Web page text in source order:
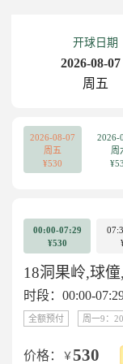
开球日期
2026-08-07
周五
2026-08-07
周五
¥530
2026-
周
00:00-07:29
¥530
18洞果岭,球
时段：00:00-
全额预付 周一9：
价格： ￥ 530